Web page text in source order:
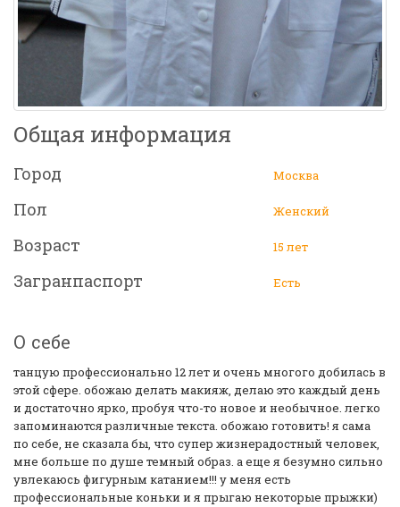
Общая информация
Город Москва
Пол Женский
Возраст 15 лет
Загранпаспорт Есть
О себе
танцую профессионально 12 лет и очень многого добилась в
этой сфере. обожаю делать макияж, делаю это каждый день
и достаточно ярко, пробуя что-то новое и необычное. легко
запоминаются различные текста. обожаю готовить! я сама
по себе, не сказала бы, что супер жизнерадостный человек,
мне больше по душе темный образ. а еще я безумно сильно
увлекаюсь фигурным катанием!!! у меня есть
профессиональные коньки и я прыгаю некоторые прыжки)